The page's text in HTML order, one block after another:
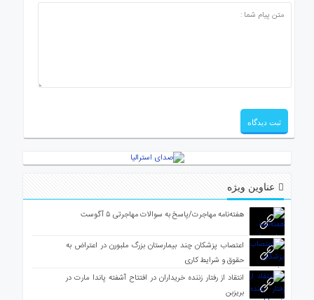
عناوین ویژه
هفته‌نامه مهاجرت/پاسخ به سوالات مهاجرتی ۵ آگوست
اعتصاب پزشکان چند بیمارستان بزرگ ملبورن در اعتراض به
حقوق و شرایط کاری
انتقاد از رفتار زننده خریداران در افتتاح آشفته پاندا مارت در
بریزبن